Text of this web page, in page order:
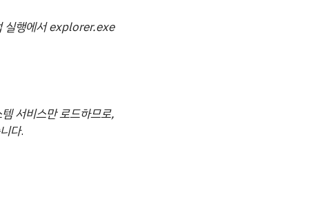
실행에서 explorer.exe
서비스만 로드하므로,
다.